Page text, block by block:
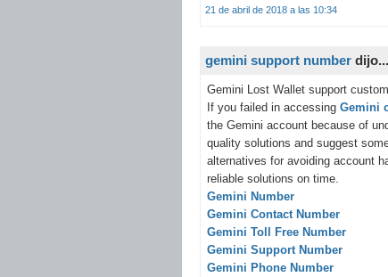
21 de abril de 2018 a las 10:34
gemini support number dijo...
Gemini Lost Wallet support
If you failed in accessing Gemini
the Gemini account because of
quality solutions and suggest
alternatives for avoiding account
reliable solutions on time.
Gemini Number
Gemini Contact Number
Gemini Toll Free Number
Gemini Support Number
Gemini Phone Number